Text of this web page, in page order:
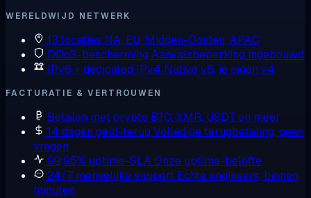
WERELDWIJD NETWERK
13 locaties NA, EU, Midden-Oosten, APAC
DDoS-bescherming Aanvalsbeperking ingebouwd
IPv6 + dedicated IPv4 Native v6, je eigen v4
FACTURATIE & VERTROUWEN
Betalen met crypto BTC, XMR, USDT en meer
14 dagen geld-terug Volledige terugbetaling, geen
vragen
99,95% uptime-SLAOnze uptime-belofte
24/7 menselijke support Echte engineers, binnen
minuten